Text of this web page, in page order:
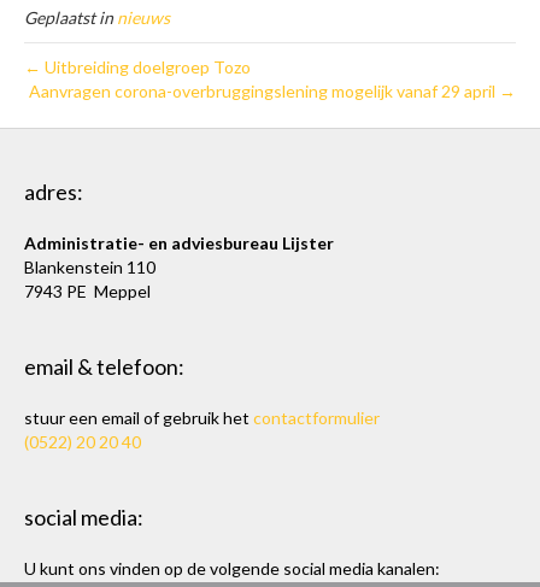
Geplaatst innieuws
← Uitbreiding doelgroep Tozo
Aanvragen corona-overbruggingslening mogelijk vanaf 29 april →
adres:
Administratie- en adviesbureau Lijster
Blankenstein 110
7943 PE Meppel
email & telefoon:
stuur een email of gebruik het contactformulier
(0522) 20 20 40
social media:
U kunt ons vinden op de volgende social media kanalen: